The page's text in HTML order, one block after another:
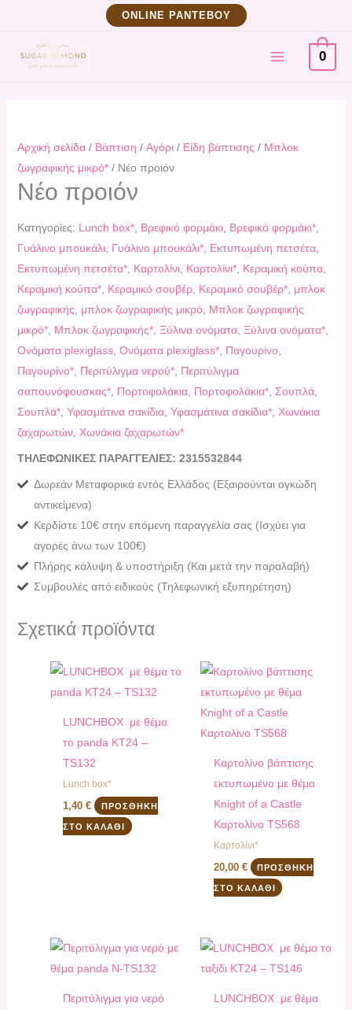
περιεχόμενο
ΟNLINE ΡΑΝΤΕΒΟΥ
MAIN
MENU
0
Αρχική σελίδα/ Βάπτιση / Αγόρι/ Είδη βάπτισης / Μπλοκ
ζωγραφικής μικρό*/ Νέο προιόν
Νέο προιόν
Κατηγορίες: Lunch box*, Βρεφικό φορμάκι, Βρεφικό φορμάκι*,
Γυάλινο μπουκάλι, Γυάλινο μπουκάλι*, Εκτυπωμένη πετσέτα,
Εκτυπωμένη πετσέτα*, Καρτολίνι, Καρτολίνι*, Κεραμική κούπα,
Κεραμική κούπα*, Κεραμικό σουβέρ, Κεραμικό σουβέρ*, μπλοκ
ζωγραφικής, μπλοκ ζωγραφικής μικρό, Μπλοκ ζωγραφικής
μικρό*, Μπλοκ ζωγραφικής*, Ξύλινα ονόματα, Ξύλινα ονόματα*,
Ονόματα plexiglass, Ονόματα plexiglass*, Παγουρίνο,
Παγουρίνο*, Περιτύλιγμα νερού*, Περιτύλιγμα
σαπουνόφουσκας*, Πορτοφολάκια, Πορτοφολάκια*, Σουπλά,
Σουπλά*, Υφασμάτινα σακίδια, Υφασμάτινα σακίδια*, Χωνάκια
ζαχαρωτών, Χωνάκια ζαχαρωτών*
ΤΗΛΕΦΩΝΙΚΕΣ ΠΑΡΑΓΓΕΛΙΕΣ: 2315532844
Δωρεάν Μεταφορικά εντός Ελλάδος (Εξαιρούνται ογκώδη
αντικείμενα)
Κερδίστε 10€ στην επόμενη παραγγελία σας (Ισχύει για
αγορές άνω των 100€)
Πλήρης κάλυψη & υποστήριξη (Και μετά την παραλαβή)
Συμβουλές από ειδικούς (Τηλεφωνική εξυπηρέτηση)
Σχετικά προϊόντα
LUNCHBOX με θέμα
τo panda ΚΤ24 –
TS132
Lunch box*
1,40€ ΠΡΟΣΘΉΚΗ
ΣΤΟ ΚΑΛΆΘΙ
Καρτολίνο βάπτισης
εκτυπωμένο με θέμα
Knight of a Castle
Kαρτολίνο TS568
Καρτολίνι*
20,00 € ΠΡΟΣΘΉΚΗ
ΣΤΟ ΚΑΛΆΘΙ
Περιτύλιγμα για νερό
LUNCHBOX με θέμα